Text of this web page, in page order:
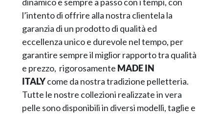
l’intento di offrire alla nostra clientela la
garanzia di un prodotto di qualità ed
eccellenza unico e durevole nel tempo, per
garantire sempre il miglior rapporto tra qualità
e prezzo, rigorosamente MADE IN
ITALYcome da nostra tradizione pelletteria.
Tutte le nostre collezioni realizzate in vera
pelle sono disponibili in diversi modelli, taglie e